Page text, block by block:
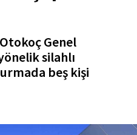
Genel
silahlı
beş kişi